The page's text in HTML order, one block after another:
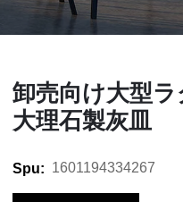
卸売向け大型
大理石製灰皿
Spu: 1601194334267